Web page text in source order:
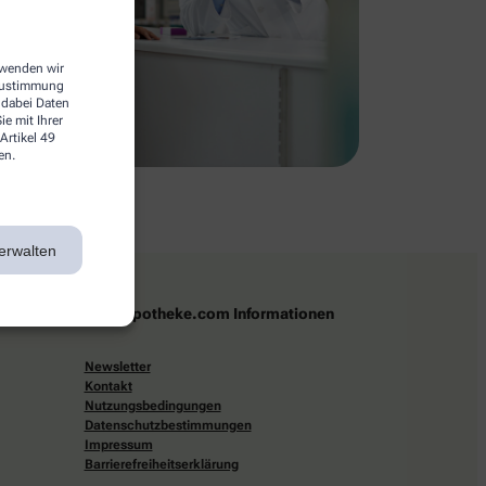
wir
Daten
mit Ihrer
49
apotheke.com Informationen
Newsletter
Kontakt
Nutzungsbedingungen
Datenschutzbestimmungen
Impressum
Barrierefreiheitserklärung